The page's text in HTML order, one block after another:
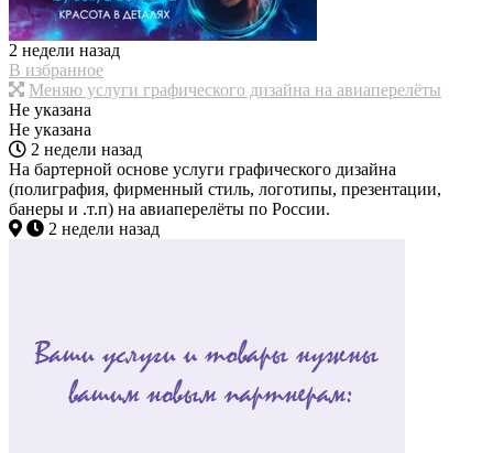
2 недели назад
В избранное
Меняю услуги графического дизайна на авиаперелёты
Не указана
Не указана
2 недели назад
На бартерной основе услуги графического дизайна
(полиграфия, фирменный стиль, логотипы, презентации,
банеры и .т.п) на авиаперелёты по России.
2 недели назад